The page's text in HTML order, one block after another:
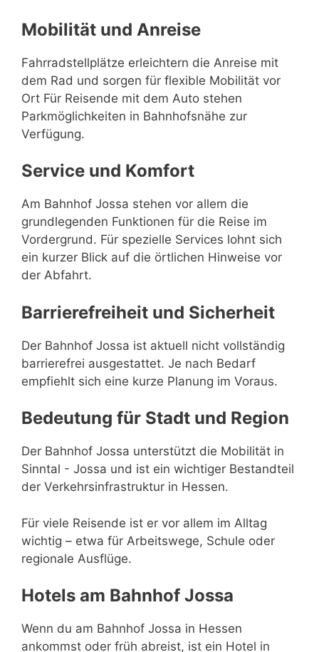
Mobilität und Anreise
Fahrradstellplätze erleichtern die Anreise mit
dem Rad und sorgen für flexible Mobilität vor
Ort Für Reisende mit dem Auto stehen
Parkmöglichkeiten in Bahnhofsnähe zur
Verfügung.
Service und Komfort
Am Bahnhof Jossa stehen vor allem die
grundlegenden Funktionen für die Reise im
Vordergrund. Für spezielle Services lohnt sich
ein kurzer Blick auf die örtlichen Hinweise vor
der Abfahrt.
Barrierefreiheit und Sicherheit
Der Bahnhof Jossa ist aktuell nicht vollständig
barrierefrei ausgestattet. Je nach Bedarf
empfiehlt sich eine kurze Planung im Voraus.
Bedeutung für Stadt und Region
Der Bahnhof Jossa unterstützt die Mobilität in
Sinntal - Jossa und ist ein wichtiger Bestandteil
der Verkehrsinfrastruktur in Hessen.
Für viele Reisende ist er vor allem im Alltag
wichtig – etwa für Arbeitswege, Schule oder
regionale Ausflüge.
Hotels am Bahnhof Jossa
Wenn du am Bahnhof Jossa in Hessen
ankommst oder früh abreist, ist ein Hotel in